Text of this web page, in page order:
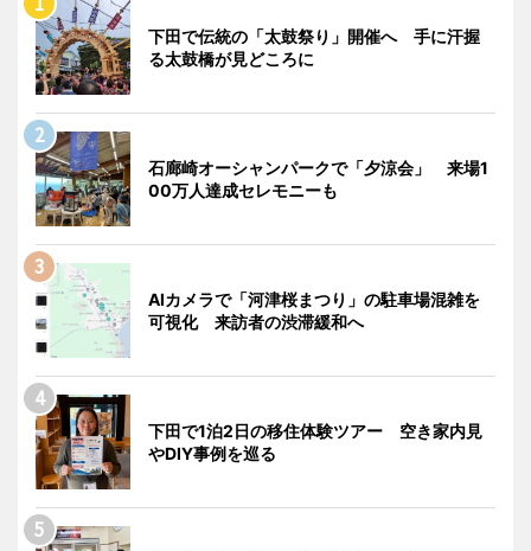
下田で伝統の「太鼓祭り」開催へ 手に汗握
る太鼓橋が見どころに
石廊崎オーシャンパークで「夕涼会」 来場1
00万人達成セレモニーも
AIカメラで「河津桜まつり」の駐車場混雑を
可視化 来訪者の渋滞緩和へ
下田で1泊2日の移住体験ツアー 空き家内見
やDIY事例を巡る